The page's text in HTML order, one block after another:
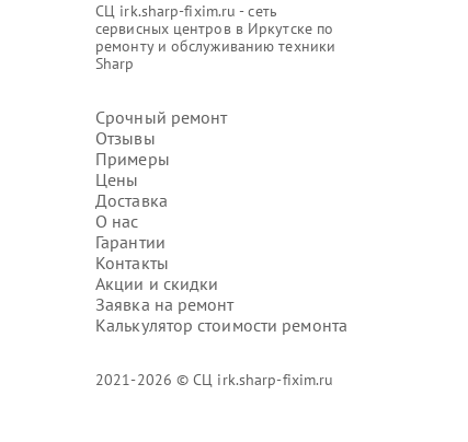
СЦ irk.sharp-fixim.ru - сеть
сервисных центров в Иркутске по
ремонту и обслуживанию техники
Sharp
Срочный ремонт
Отзывы
Примеры
Цены
Доставка
О нас
Гарантии
Контакты
Акции и скидки
Заявка на ремонт
Калькулятор стоимости ремонта
2021-2026 © СЦ irk.sharp-fixim.ru